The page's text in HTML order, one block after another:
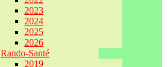
2023
2024
2025
2026
Rando-Santé
2019